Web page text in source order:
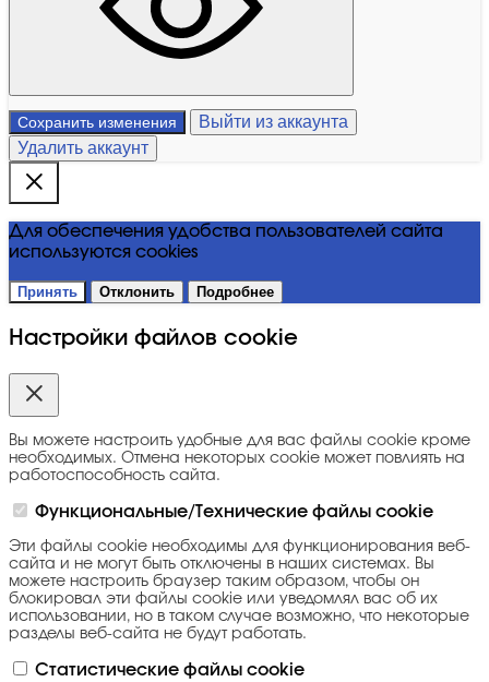
Сохранить изменения
Выйти из аккаунта
Удалить аккаунт
Для обеспечения удобства пользователей сайта
используются cookies
Принять Отклонить Подробнее
Настройки файлов cookie
Вы можете настроить удобные для вас файлы cookie кроме
необходимых. Отмена некоторых cookie может повлиять на
работоспособность сайта.
Функциональные/Технические файлы cookie
Эти файлы cookie необходимы для функционирования веб-
сайта и не могут быть отключены в наших системах. Вы
можете настроить браузер таким образом, чтобы он
блокировал эти файлы cookie или уведомлял вас об их
использовании, но в таком случае возможно, что некоторые
разделы веб-сайта не будут работать.
Статистические файлы cookie